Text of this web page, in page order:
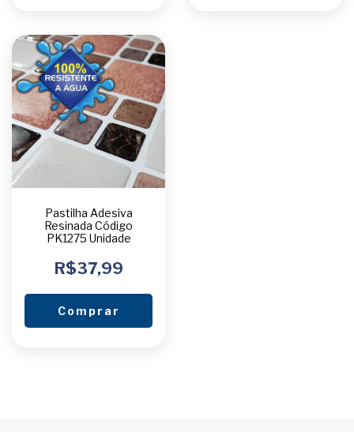
Pastilha Adesiva
Resinada Código
PK1275 Unidade
R$37,99
Comprar